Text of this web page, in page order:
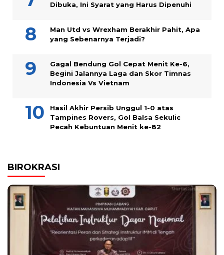
Dibuka, Ini Syarat yang Harus Dipenuhi
Man Utd vs Wrexham Berakhir Pahit, Apa
yang Sebenarnya Terjadi?
Gagal Bendung Gol Cepat Menit Ke-6,
Begini Jalannya Laga dan Skor Timnas
Indonesia Vs Vietnam
Hasil Akhir Persib Unggul 1-0 atas
Tampines Rovers, Gol Balsa Sekulic
Pecah Kebuntuan Menit ke-82
BIROKRASI